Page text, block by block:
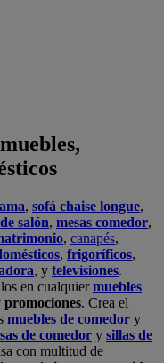
, sofá chaise longue,
salón, mesas comedor,
, canapés,
, frigoríficos,
, y televisiones.
en cualquiermuebles
promociones. Crea el
muebles de comedor y
de comedor y sillas de
con multitud de